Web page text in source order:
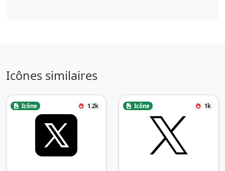
Icônes similaires
Icône 1.2k Icône 1k